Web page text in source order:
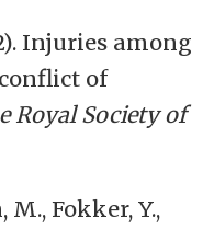
Injuries among
of
Royal Society of
M., Fokker, Y.,